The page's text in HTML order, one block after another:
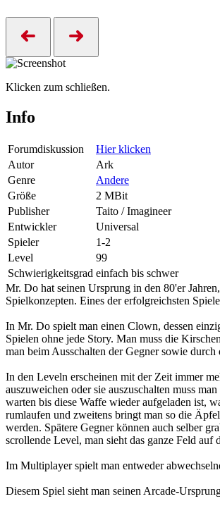
Klicken zum schließen.
Info
Forumdiskussion
Hier klicken
Autor
Ark
Genre
Andere
Größe
2 MBit
Publisher
Taito / Imagineer
Entwickler
Universal
Spieler
1-2
Level
99
Schwierigkeitsgrad einfach bis schwer
Mr. Do hat seinen Ursprung in den 80'er
Spielkonzepten. Eines der erfolgreichsten
In Mr. Do spielt man einen Clown, dessen
Spielen ohne jede Story. Man muss die
man beim Ausschalten der Gegner sowie durch
In den Leveln erscheinen mit der Zeit immer
auszuweichen oder sie auszuschalten muss
warten bis diese Waffe wieder aufgeladen ist,
rumlaufen und zweitens bringt man so die
werden. Spätere Gegner können auch selber
scrollende Level, man sieht das ganze Feld auf
Im Multiplayer spielt man entweder
Diesem Spiel sieht man seinen Arcade-